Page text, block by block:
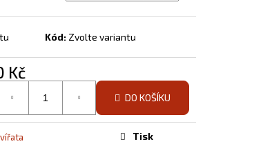
Kód: Zvolte variantu
Kč
DO KOŠÍKU
Tisk